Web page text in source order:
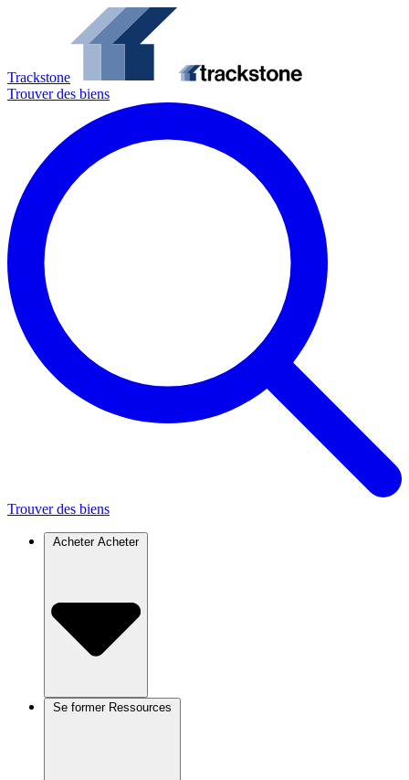
Trackstone
Trouver des biens
Trouver des biens
Acheter Acheter
Se former